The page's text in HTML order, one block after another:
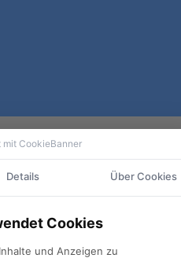
CookieBanner
Details Über Cookies
Cookies
und Anzeigen zu